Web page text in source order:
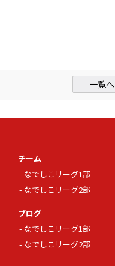
一覧へ
チーム
なでしこリーグ1部
なでしこリーグ2部
ブログ
なでしこリーグ1部
なでしこリーグ2部